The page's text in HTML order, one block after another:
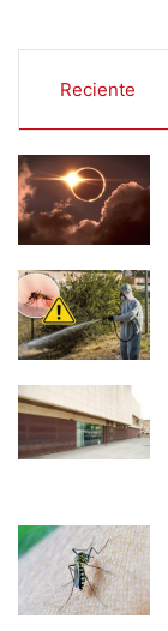
Reciente